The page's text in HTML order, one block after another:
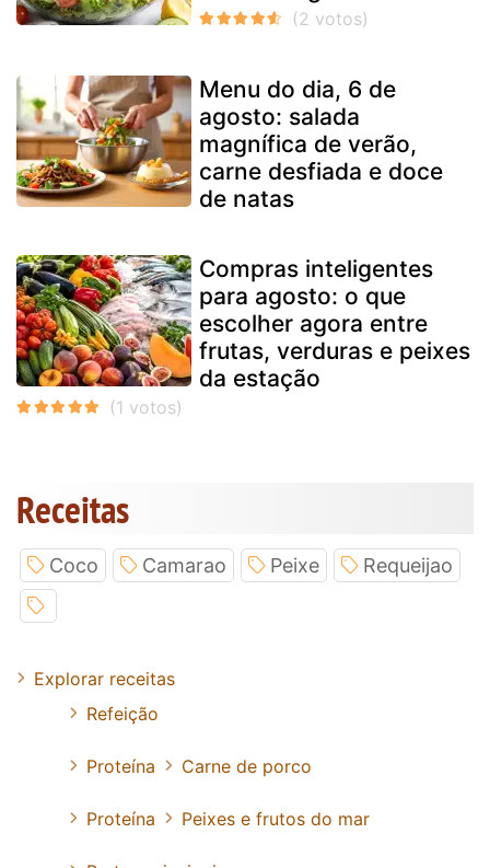
Menu do dia, 6 de
agosto: salada
magnífica de verão,
carne desfiada e doce
de natas
Compras inteligentes
para agosto: o que
escolher agora entre
frutas, verduras e peixes
da estação
Receitas
Coco Camarao Peixe Requeijao
Explorar receitas
Refeição
Proteína Carne de porco
Proteína Peixes e frutos do mar